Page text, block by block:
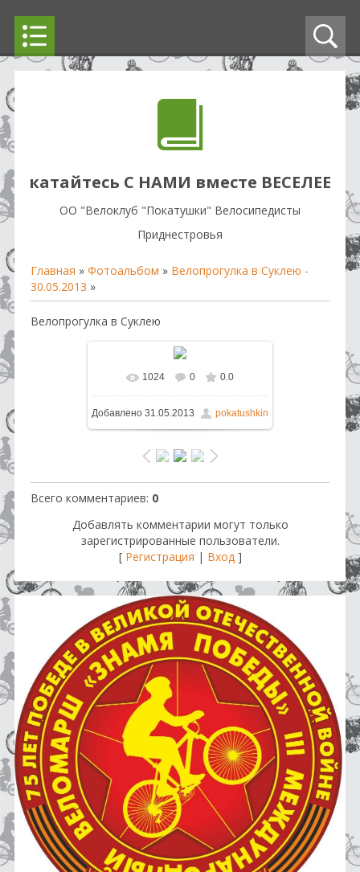
катайтесь С НАМИ вместе ВЕСЕЛЕЕ
OO "Велоклуб "Покатушки" Велосипедисты
Приднестровья
Главная » Фотоальбом » Велопрогулка в Суклею -
30.05.2013 »
Велопрогулка в Суклею
В реальном размере 1600x1200
/ 222.3Kb
1024 0 0.0
Добавлено 31.05.2013 pokatushkin
Всего комментариев: 0
Добавлять комментарии могут только
зарегистрированные пользователи.
[ Регистрация | Вход]